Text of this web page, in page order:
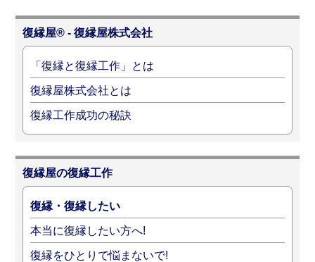
復縁屋® - 復縁屋株式会社
「復縁と復縁工作」とは
復縁屋株式会社とは
復縁工作成功の秘訣
復縁屋の復縁工作
復縁・復縁したい
本当に復縁したい方へ!
復縁をひとりで悩まないで!